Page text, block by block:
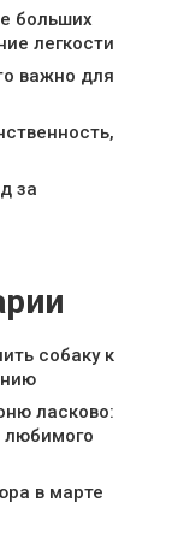
больших
легкости
важно для
за
собаку к
ласково:
в марте